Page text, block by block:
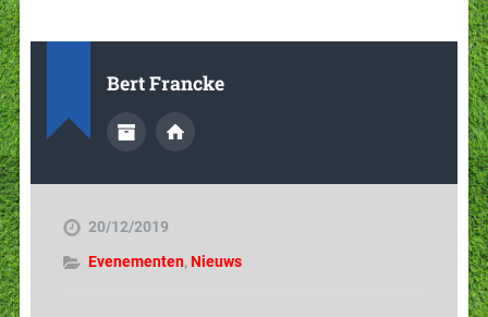
Bert Francke
20/12/2019
Evenementen,Nieuws